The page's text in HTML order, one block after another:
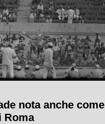
nota anche come
Roma